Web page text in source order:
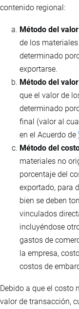
contenido regional:
Método del
de los
determinado
exportarse.
Método del
que el valor de
determinado
final (valor al
en el Acuerdo de
Método del
materiales no
porcentaje del
exportado, para
bien se deben
vinculados
incluyéndose
gastos de
la empresa,
costos de
Debido a que el costo
valor de transacción,